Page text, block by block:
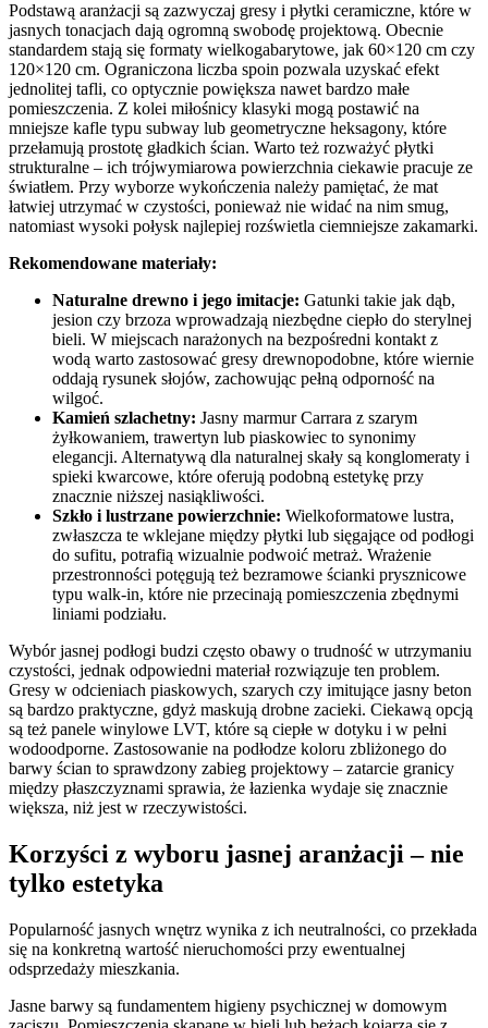
Podstawą aranżacji są zazwyczaj gresy i płytki ceramiczne, które w
jasnych tonacjach dają ogromną swobodę projektową. Obecnie
standardem stają się formaty wielkogabarytowe, jak 60×120 cm czy
120×120 cm. Ograniczona liczba spoin pozwala uzyskać efekt
jednolitej tafli, co optycznie powiększa nawet bardzo małe
pomieszczenia. Z kolei miłośnicy klasyki mogą postawić na
mniejsze kafle typu subway lub geometryczne heksagony, które
przełamują prostotę gładkich ścian. Warto też rozważyć płytki
strukturalne – ich trójwymiarowa powierzchnia ciekawie pracuje ze
światłem. Przy wyborze wykończenia należy pamiętać, że mat
łatwiej utrzymać w czystości, ponieważ nie widać na nim smug,
natomiast wysoki połysk najlepiej rozświetla ciemniejsze zakamarki.
Rekomendowane materiały:
Naturalne drewno i jego imitacje: Gatunki takie jak dąb,
jesion czy brzoza wprowadzają niezbędne ciepło do sterylnej
bieli. W miejscach narażonych na bezpośredni kontakt z
wodą warto zastosować gresy drewnopodobne, które wiernie
oddają rysunek słojów, zachowując pełną odporność na
wilgoć.
Kamień szlachetny: Jasny marmur Carrara z szarym
żyłkowaniem, trawertyn lub piaskowiec to synonimy
elegancji. Alternatywą dla naturalnej skały są konglomeraty i
spieki kwarcowe, które oferują podobną estetykę przy
znacznie niższej nasiąkliwości.
Szkło i lustrzane powierzchnie: Wielkoformatowe lustra,
zwłaszcza te wklejane między płytki lub sięgające od podłogi
do sufitu, potrafią wizualnie podwoić metraż. Wrażenie
przestronności potęgują też bezramowe ścianki prysznicowe
typu walk-in, które nie przecinają pomieszczenia zbędnymi
liniami podziału.
Wybór jasnej podłogi budzi często obawy o trudność w utrzymaniu
czystości, jednak odpowiedni materiał rozwiązuje ten problem.
Gresy w odcieniach piaskowych, szarych czy imitujące jasny beton
są bardzo praktyczne, gdyż maskują drobne zacieki. Ciekawą opcją
są też panele winylowe LVT, które są ciepłe w dotyku i w pełni
wodoodporne. Zastosowanie na podłodze koloru zbliżonego do
barwy ścian to sprawdzony zabieg projektowy – zatarcie granicy
między płaszczyznami sprawia, że łazienka wydaje się znacznie
większa, niż jest w rzeczywistości.
Korzyści z wyboru jasnej aranżacji – nie
tylko estetyka
Popularność jasnych wnętrz wynika z ich neutralności, co przekłada
się na konkretną wartość nieruchomości przy ewentualnej
odsprzedaży mieszkania.
Jasne barwy są fundamentem higieny psychicznej w domowym